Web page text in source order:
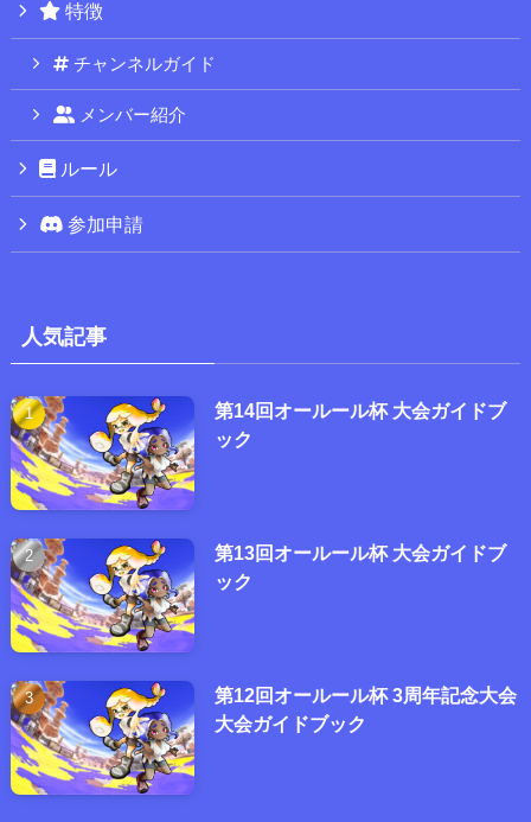
特徴
チャンネルガイド
メンバー紹介
ルール
参加申請
人気記事
第14回オールール杯 大会ガイドブ
ック
第13回オールール杯 大会ガイドブ
ック
第12回オールール杯 3周年記念大会
大会ガイドブック